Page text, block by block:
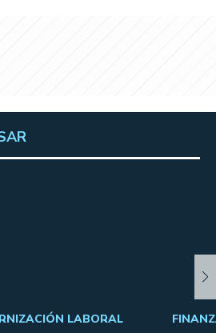
LABORAL